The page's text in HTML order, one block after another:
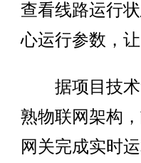
查看线路运行
心运行参数，
据项目技术
熟物联网架构
网关完成实时